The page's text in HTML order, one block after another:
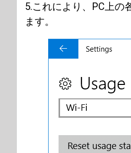
5.これにより、PC上の
ます。